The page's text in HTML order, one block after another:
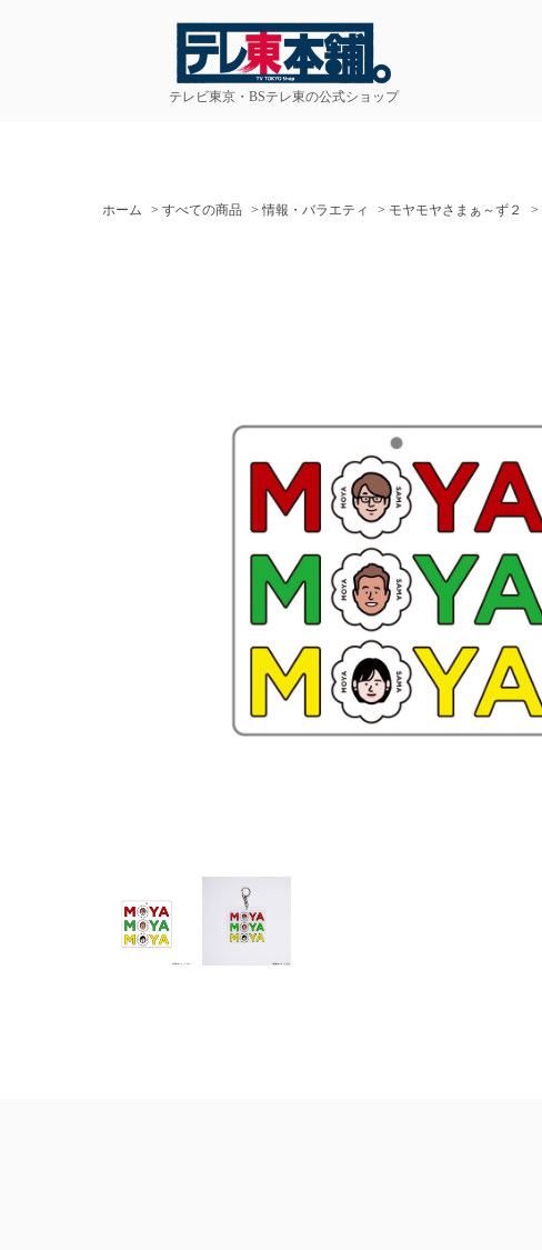
テレビ東京・BSテレ東の公式ショップ
ホーム > すべての商品 >情報・バラエティ > モヤモヤさまぁ～ず２ >